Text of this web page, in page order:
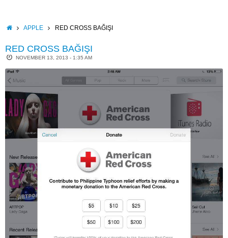
contentHOMEAPPLE RED CROSS BAĞIŞI
RED CROSS BAĞIŞI
NOVEMBER 13, 2013 - 1:35 AM